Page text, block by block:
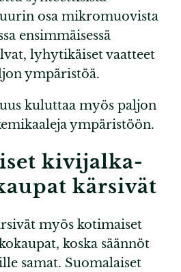
osa mikromuovista
ensimmäisessä
lyhytikäiset vaatteet
ympäristöä.
kuluttaa myös paljon
ympäristöön.
kivijalka-
kärsivät
myös kotimaiset
koska säännöt
samat. Suomalaiset